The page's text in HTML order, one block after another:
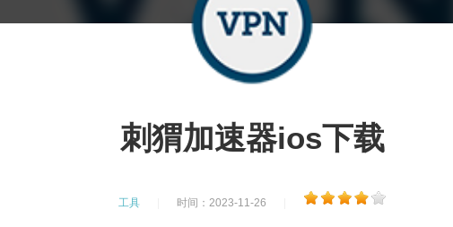
刺猬加速器ios下载
工具 时间：2023-11-26